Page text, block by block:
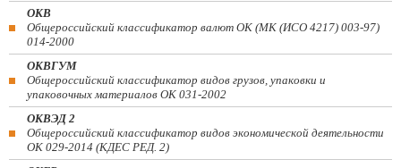
ОКВ
Общероссийский классификатор валют ОК (МК (ИСО 4217) 003-97)
014-2000
ОКВГУМ
Общероссийский классификатор видов грузов, упаковки и
упаковочных материалов ОК 031-2002
ОКВЭД 2
Общероссийский классификатор видов экономической деятельности
ОК 029-2014 (КДЕС РЕД. 2)